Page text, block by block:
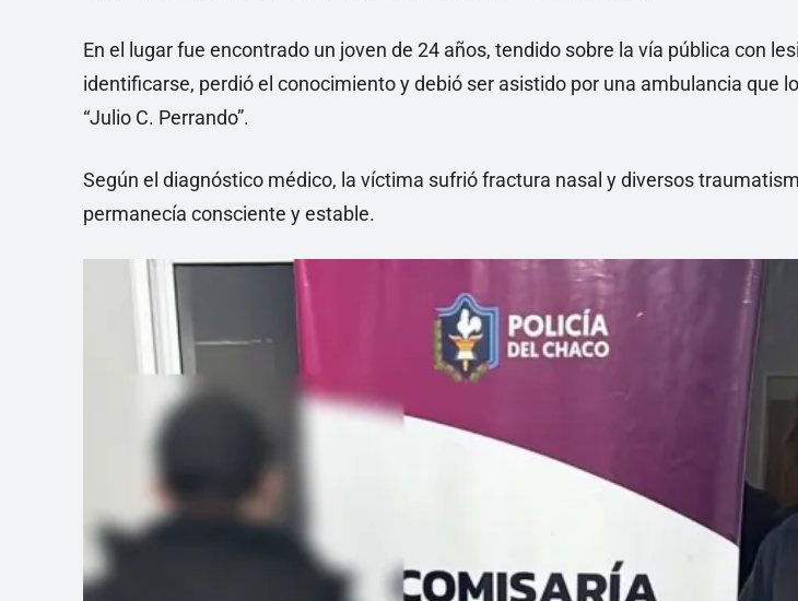
En el lugar fue encontrado un joven de 24 años, tendido sobre la vía pública con
identificarse, perdió el conocimiento y debió ser asistido por una ambulancia que
“Julio C. Perrando”.
Según el diagnóstico médico, la víctima sufrió fractura nasal y diversos
permanecía consciente y estable.